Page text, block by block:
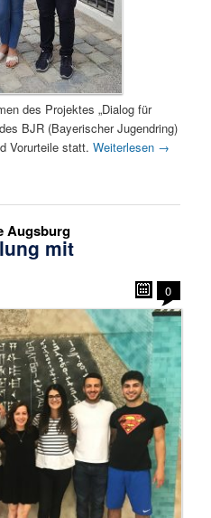
des Projektes „Dialog für
BJR (Bayerischer Jugendring)
Vorurteile statt.Weiterlesen →
Augsburg
mit
0